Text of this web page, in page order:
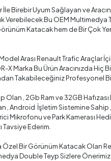
Birebir Uyum Sağlayan ve
Verebilecek Bu OEM Multimedya
Katacak hem de Bir Çok
Arası Renault Trafic Araçlar
X Marka Bu Ürün Aracınızda Hiç
Takabileceğiniz Profesyonel
Olan , 2Gb Ram ve 32GB Hafızası
, Android İşletim Sistemine Sahip
Mikrofonu ve Park Kamerası
Tavsiye Ederim.
Özel Bir Görünüm Katacak Olan
Double Teyp Sizlere